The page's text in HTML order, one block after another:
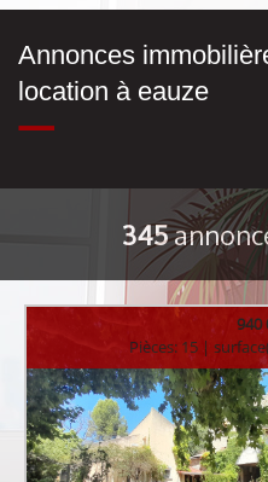
Annonces
location à eauze
345
940
Pièces: 15 |